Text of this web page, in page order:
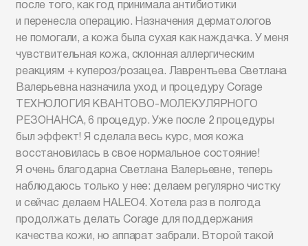
после того, как год принимала антибиотики
и перенесла операцию. Назначения дерматологов
не помогали, а кожа была сухая как наждачка. У меня
чувствительная кожа, склонная аллергическим
реакциям + купероз/розацеа. Лаврентьева Светлана
Валерьевна назначила уход и процедуру Corage
ТЕХНОЛОГИЯ КВАНТОВО-МОЛЕКУЛЯРНОГО
РЕЗОНАНСА, 6 процедур. Уже после 2 процедуры
был эффект! Я сделала весь курс, моя кожа
восстановилась в свое нормальное состояние!
Я очень благодарна Светлана Валерьевне, теперь
наблюдаюсь только у нее: делаем регулярно чистку
и сейчас делаем HALEO4. Хотела раз в полгода
продолжать делать Corage для поддержания
качества кожи, но аппарат забрали. Второй такой